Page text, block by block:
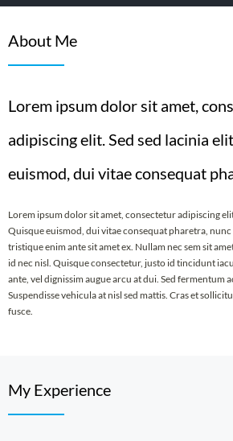
About Me
Lorem ipsum dolor sit amet,
adipiscing elit. Sed sed lacinia
euismod, dui vitae consequat
Lorem ipsum dolor sit amet, consectetur adipiscing
Quisque euismod, dui vitae consequat pharetra,
tristique enim ante sit amet ex. Nullam nec sem sit
id nec nisl. Quisque consectetur, justo id tincidunt
ante, vel dignissim augue arcu at dui. Sed fermentum
Suspendisse vehicula at nisl sed mattis. Cras et
fusce.
My Experience